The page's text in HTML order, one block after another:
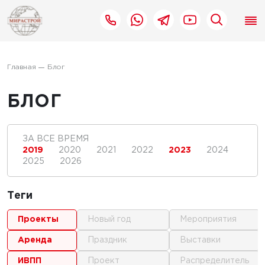
Главная Блог
БЛОГ
ЗА ВСЕ ВРЕМЯ
2019
2020 2021 2022 2023
2024
2025
2026
Теги
проекты
аренда
ИВПП
новый год
праздник
проект
мероприятия
выставки
распределитель